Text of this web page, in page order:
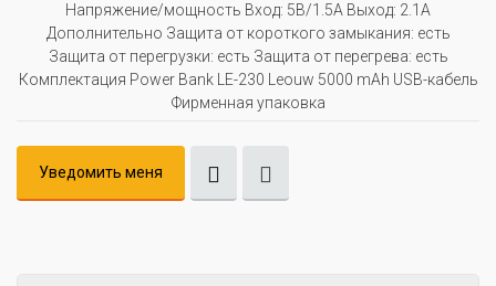
Напряжение/мощность Вход: 5В/1.5A Выход: 2.1A
Дополнительно Защита от короткого замыкания: есть
Защита от перегрузки: есть Защита от перегрева: есть
Комплектация Power Bank LE-230 Leouw 5000 mAh USB-кабель
Фирменная упаковка
Уведомить меня